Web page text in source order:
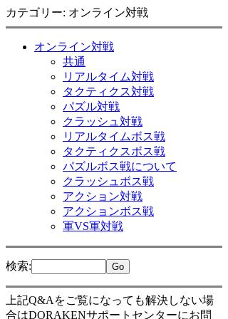
カテゴリー: オンライン対戦
オンライン対戦
共通
リアルタイム対戦
タクティクス対戦
パズル対戦
クラッシュ対戦
リアルタイムボス戦
タクティクスボス戦
パズルボス戦について
クラッシュボス戦
アクション対戦
アクションボス戦
軍VS軍対戦
検索:
上記Q&Aをご覧になっても解決しない場
合はDORAKENサポートセンターにお問